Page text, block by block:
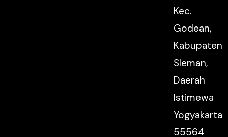
Kec.
Godean,
Kabupaten
Sleman,
Daerah
Istimewa
Yogyakarta
55564